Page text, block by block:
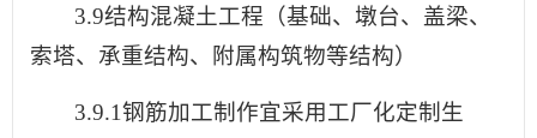
3.9结构混凝土工程（基础、墩台、盖梁、
索塔、承重结构、附属构筑物等结构）
3.9.1钢筋加工制作宜采用工厂化定制生